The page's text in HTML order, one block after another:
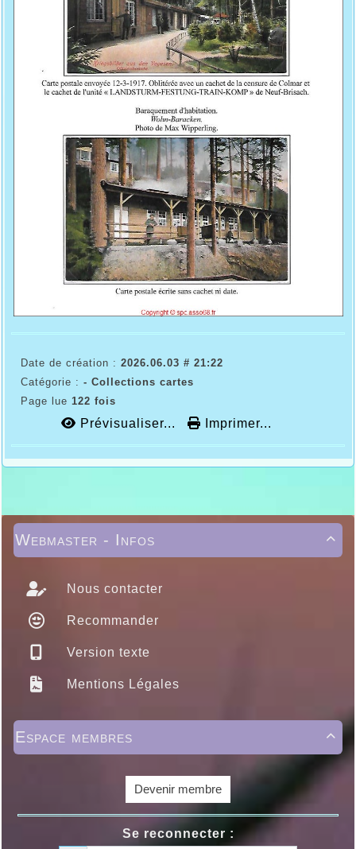
Date de création : 2026.06.03 # 21:22
Catégorie : - Collections cartes
Page lue 122 fois
Prévisualiser... Imprimer...

Webmaster - Infos
Nous contacter
Recommander
Version texte
Mentions Légales

Espace membres
Devenir membre
Se reconnecter :